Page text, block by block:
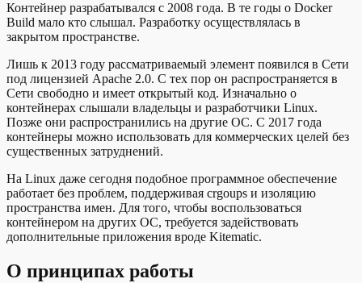
Контейнер разрабатывался с 2008 года. В те годы о Docker
Build мало кто слышал. Разработку осуществлялась в
закрытом пространстве.
Лишь к 2013 году рассматриваемый элемент появился в Сети
под лицензией Apache 2.0. С тех пор он распространяется в
Сети свободно и имеет открытый код. Изначально о
контейнерах слышали владельцы и разработчики Linux.
Позже они распространились на другие ОС. С 2017 года
контейнеры можно использовать для коммерческих целей без
существенных затруднений.
На Linux даже сегодня подобное программное обеспечение
работает без проблем, поддерживая crgoups и изоляцию
пространства имен. Для того, чтобы воспользоваться
контейнером на других ОС, требуется задействовать
дополнительные приложения вроде Kitematic.
О принципах работы